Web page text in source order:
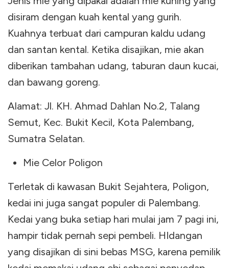
disiram dengan kuah kental yang gurih.
Kuahnya terbuat dari campuran kaldu udang
dan santan kental. Ketika disajikan, mie akan
diberikan tambahan udang, taburan daun kucai,
dan bawang goreng.
Alamat: Jl. KH. Ahmad Dahlan No.2, Talang
Semut, Kec. Bukit Kecil, Kota Palembang,
Sumatra Selatan.
Mie Celor Poligon
Terletak di kawasan Bukit Sejahtera, Poligon,
kedai ini juga sangat populer di Palembang.
Kedai yang buka setiap hari mulai jam 7 pagi ini,
hampir tidak pernah sepi pembeli. HIdangan
yang disajikan di sini bebas MSG, karena pemilik